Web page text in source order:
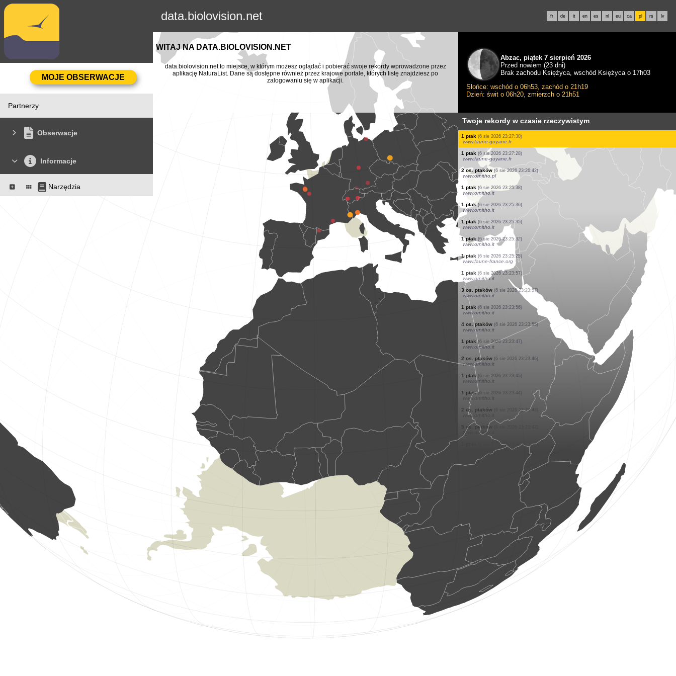
data.biolovision.net fr de it en es nl eu ca pl rs lv
Partnerzy
Obserwacje
Informacje
Narzędzia
WITAJ NA DATA.BIOLOVISION.NET
data.biolovision.net to miejsce, w którym możesz oglądać i pobierać swoje rekordy wprowadzone przez
aplikację NaturaList. Dane są dostępne również przez krajowe portale, których listę znajdziesz po
zalogowaniu się w aplikacji.
Abzac, piątek 7 sierpień 2026
Przed nowiem (23 dni)
Brak zachodu Księżyca, wschód Księżyca o 17h03
Słońce: wschód o 06h53, zachód o 21h19
Dzień: świt o 06h20, zmierzch o 21h51
Twoje rekordy w czasie rzeczywistym
1 gad (6 sie 2026 23:27:41)
www.faune-guyane.fr
5 os. ptaków (6 sie 2026 23:27:40)
www.faune-guyane.fr
1 ptak (6 sie 2026 23:27:39)
www.faune-guyane.fr
1 ptak (6 sie 2026 23:27:36)
www.faune-guyane.fr
6 os. ptaków (6 sie 2026 23:27:36)
www.faune-guyane.fr
1 ptak (6 sie 2026 23:27:34)
www.ornitho.pl
1 ptak (6 sie 2026 23:27:33)
www.faune-guyane.fr
10 os. ssaków (6 sie 2026 23:27:32)
www.faune-guyane.fr
1 ptak (6 sie 2026 23:27:32)
www.faune-guyane.fr
1 ptak (6 sie 2026 23:27:30)
www.faune-guyane.fr
1 ptak (6 sie 2026 23:27:28)
www.faune-guyane.fr
2 os. ptaków (6 sie 2026 23:26:42)
www.ornitho.pl
1 ptak (6 sie 2026 23:25:38)
www.ornitho.it
1 ptak (6 sie 2026 23:25:36)
www.ornitho.it
1 ptak (6 sie 2026 23:25:35)
www.ornitho.it
1 ptak (6 sie 2026 23:25:32)
www.ornitho.it
1 ptak (6 sie 2026 23:25:25)
www.faune-france.org
1 ptak (6 sie 2026 23:23:57)
www.ornitho.it
(6 sie 2026 23:23:57)
1 ptak (6 sie 2026 23:23:56)
www.ornitho.it
(6 sie 2026 23:23:55)
(6 sie 2026 23:23:47)
(6 sie 2026 23:23:46)
1 ptak (6 sie 2026 23:23:45)
www.ornitho.it
1 ptak (6 sie 2026 23:23:44)
www.ornitho.it
2 os. ptaków (6 sie 2026 23:23:43)
www.ornitho.it
5 os. ptaków (6 sie 2026 23:23:42)
www.ornitho.it
1 ptak (6 sie 2026 23:23:42)
www.ornitho.it